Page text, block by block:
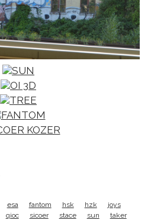
esa fantom hsk hzk
joys
qioc sicoer stace sun
taker